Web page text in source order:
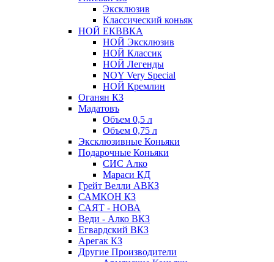
Эксклюзив
Классический коньяк
НОЙ ЕКВВКА
НОЙ Эксклюзив
НОЙ Классик
НОЙ Легенды
NOY Very Speсial
НОЙ Кремлин
Оганян КЗ
Мадатовъ
Объем 0,5 л
Объем 0,75 л
Эксклюзивные Коньяки
Подарочные Коньяки
СИС Алко
Мараси КД
Грейт Велли АВКЗ
САМКОН КЗ
САЯТ - НОВА
Веди - Алко ВКЗ
Егвардский ВКЗ
Арегак КЗ
Другие Производители